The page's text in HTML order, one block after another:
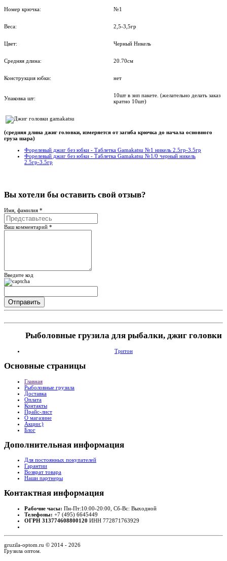
Номер крючка: №1
Веса: 2,5-3,5гр
Цвет: Черный Никель
Средняя длина: 20.70см
Конструкция юбки: нет
Упаковка шт:
10шт в зип пакете. (желательно делать заказ
кратно 10шт)
(средняя длина джиг головки, измеряется от загиба крючка до начала основного
груза шара)
Форелевый джиг без юбки - Таблетка Gamakatsu №1 никель 2.5гр-3.5гр
Форелевый джиг без юбки - Таблетка Gamakatsu №1/0 черный никель
2.5гр-3.5гр
Вы хотели бы оставить свой отзыв?
Имя, фамилия *
Ваш комментарий *
Введите код
Рыболовные грузила для рыбалки, джиг головки
Тритон
Основные страницы
Главная
Рыболовные грузила
Доставка
Оплата
Контакты
Прайс-лист
О магазине
Акции:)
Блог
Дополнительная информация
Для постоянных покупателей
Гарантии
Возврат товара
Наши партнеры
Контактная информация
Рабочие часы: Пн-Пт:10:00-20:00, Сб-Вс: Выходной
Телефоны: +7 (495) 6645449
ОГРН 313774608800120 ИНН 772871763929
gruzila-optom.ru © 2014 - 2026
Грузила оптом.